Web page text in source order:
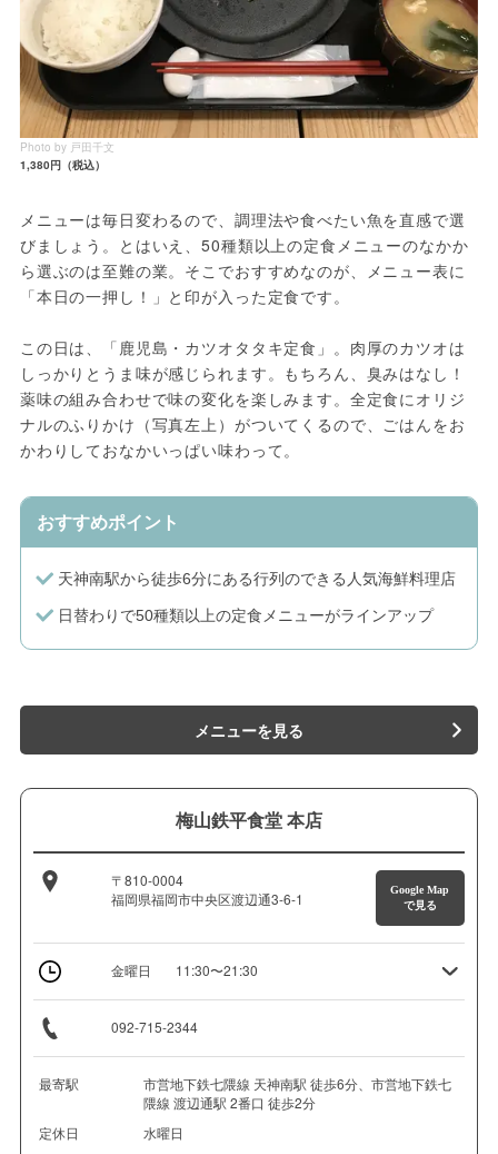
Photo by 戸田千文
1,380円（税込）
メニューは毎日変わるので、調理法や食べたい魚を直感で選
びましょう。とはいえ、50種類以上の定食メニューのなかか
ら選ぶのは至難の業。そこでおすすめなのが、メニュー表に
「本日の一押し！」と印が入った定食です。
この日は、「鹿児島・カツオタタキ定食」。肉厚のカツオは
しっかりとうま味が感じられます。もちろん、臭みはなし！
薬味の組み合わせで味の変化を楽しみます。全定食にオリジ
ナルのふりかけ（写真左上）がついてくるので、ごはんをお
かわりしておなかいっぱい味わって。
おすすめポイント
天神南駅から徒歩6分にある行列のできる人気海鮮料理店
日替わりで50種類以上の定食メニューがラインアップ
メニューを見る
梅山鉄平食堂 本店
〒810-0004
福岡県福岡市中央区渡辺通3-6-1
Google Map
で見る
金曜日 11:30〜21:30
092-715-2344
最寄駅
市営地下鉄七隈線 天神南駅 徒歩6分、市営地下鉄七
隈線 渡辺通駅 2番口 徒歩2分
定休日
水曜日